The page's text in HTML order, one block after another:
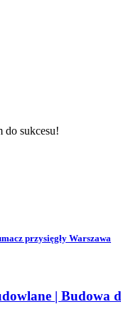
do sukcesu!
przysięgły Warszawa
| Budowa